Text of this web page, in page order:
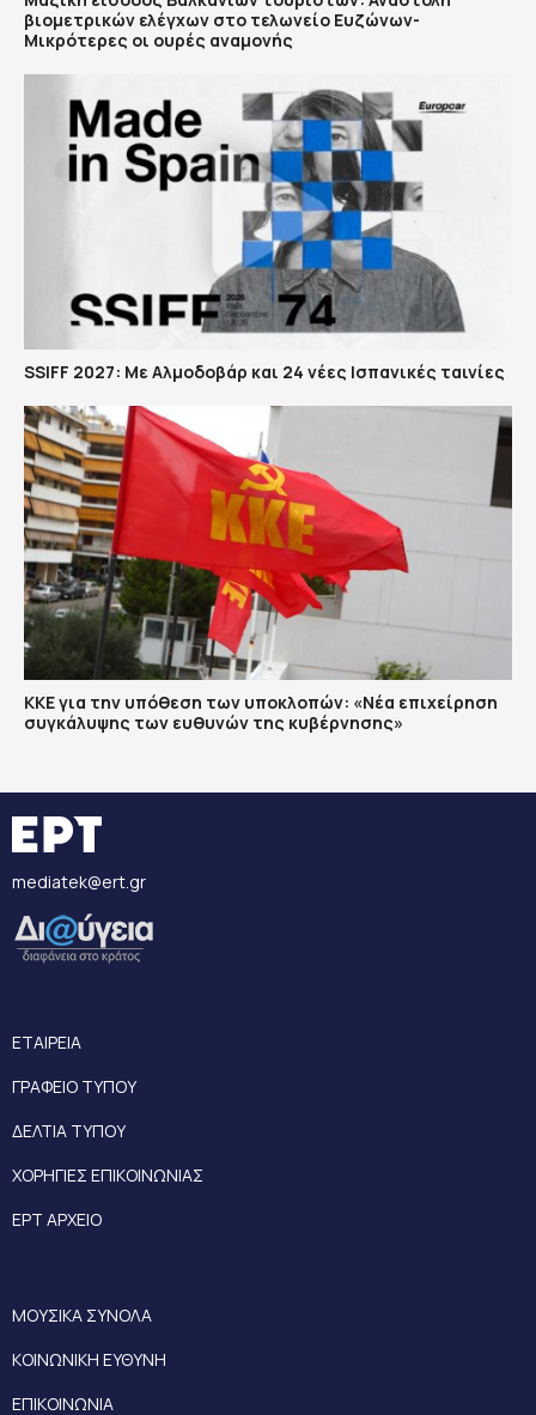
βιομετρικών ελέγχων στο τελωνείο Ευζώνων-
Μικρότερες οι ουρές αναμονής
SSIFF 2027: Με Αλμοδοβάρ και 24 νέες Ισπανικές ταινίες
ΚΚΕ για την υπόθεση των υποκλοπών: «Νέα επιχείρηση
συγκάλυψης των ευθυνών της κυβέρνησης»
mediatek@ert.gr
ΕΤΑΙΡΕΙΑ
ΓΡΑΦΕΙΟ ΤΥΠΟΥ
ΔΕΛΤΙΑ ΤΥΠΟΥ
ΧΟΡΗΓΙΕΣ ΕΠΙΚΟΙΝΩΝΙΑΣ
ΕΡΤ ΑΡΧΕΙΟ
ΜΟΥΣΙΚΑ ΣΥΝΟΛΑ
ΚΟΙΝΩΝΙΚΗ ΕΥΘΥΝΗ
ΕΠΙΚΟΙΝΩΝΙΑ